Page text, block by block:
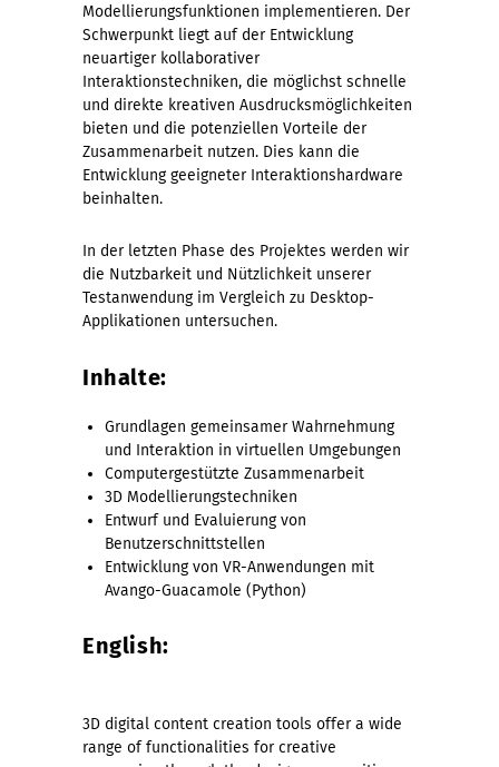
Modellierungsfunktionen implementieren. Der
Schwerpunkt liegt auf der Entwicklung
neuartiger kollaborativer
Interaktionstechniken, die möglichst schnelle
und direkte kreativen Ausdrucksmöglichkeiten
bieten und die potenziellen Vorteile der
Zusammenarbeit nutzen. Dies kann die
Entwicklung geeigneter Interaktionshardware
beinhalten.
In der letzten Phase des Projektes werden wir
die Nutzbarkeit und Nützlichkeit unserer
Testanwendung im Vergleich zu Desktop-
Applikationen untersuchen.
Inhalte:
Grundlagen gemeinsamer Wahrnehmung
und Interaktion in virtuellen Umgebungen
Computergestützte Zusammenarbeit
3D Modellierungstechniken
Entwurf und Evaluierung von
Benutzerschnittstellen
Entwicklung von VR-Anwendungen mit
Avango-Guacamole (Python)
English:
3D digital content creation tools offer a wide
range of functionalities for creative